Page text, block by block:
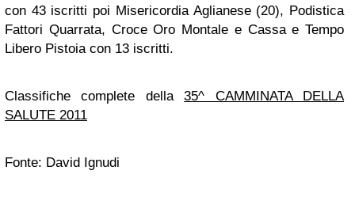
con 43 iscritti poi Misericordia Aglianese (20), Podistica
Fattori Quarrata, Croce Oro Montale e Cassa e Tempo
Libero Pistoia con 13 iscritti.
Classifiche complete della35^ CAMMINATA DELLA
SALUTE 2011
Fonte: David Ignudi